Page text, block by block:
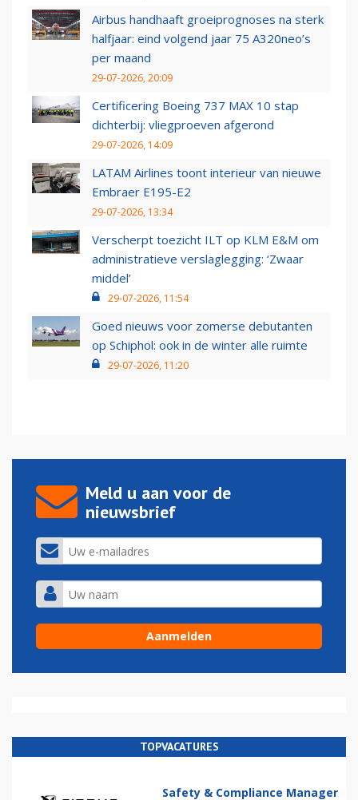
Airbus handhaaft groeiprognoses na sterk
halfjaar: eind volgend jaar 75 A320neo’s
per maand
29-07-2026, 20:09
Certificering Boeing 737 MAX 10 stap
dichterbij: vliegproeven afgerond
29-07-2026, 14:09
LATAM Airlines toont interieur van nieuwe
Embraer E195-E2
29-07-2026, 13:34
Verscherpt toezicht ILT op KLM E&M om
administratieve verslaglegging: ‘Zwaar
middel’
29-07-2026, 11:54
Goed nieuws voor zomerse debutanten
op Schiphol: ook in de winter alle ruimte
29-07-2026, 11:20
Meld u aan voor de
nieuwsbrief
TOPVACATURES
Safety & Compliance Manager